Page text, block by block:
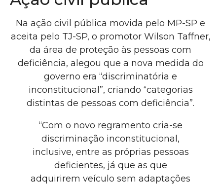
Na ação civil pública movida pelo MP-SP e
aceita pelo TJ-SP, o promotor Wilson Taffner,
da área de proteção às pessoas com
deficiência, alegou que a nova medida do
governo era “discriminatória e
inconstitucional”, criando “categorias
distintas de pessoas com deficiência”.
“Com o novo regramento cria-se
discriminação inconstitucional,
inclusive, entre as próprias pessoas
deficientes, já que as que
adquirirem veículo sem adaptações